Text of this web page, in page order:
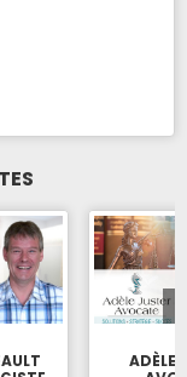
ADÈLE